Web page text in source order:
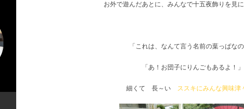
お外で遊んだあとに、みんなで十五夜飾りを見
「これは、なんて言う名前の葉っぱな
「あ！お団子にりんごもあるよ！」
細くて 長～い ススキにみんな興味津